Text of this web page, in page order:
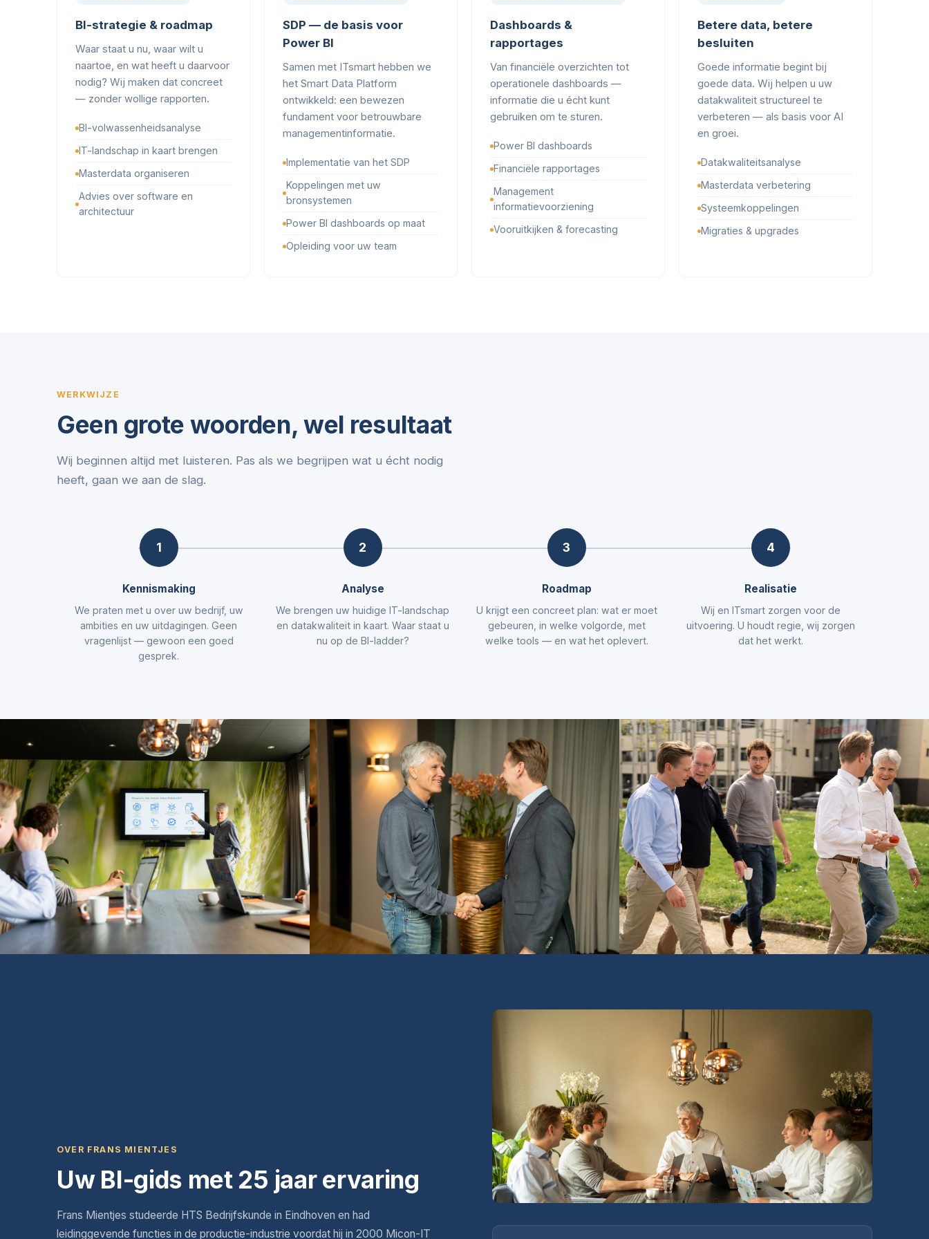
BI-strategie & roadmap
Waar staat u nu, waar wilt u
naartoe, en wat heeft u daarvoor
nodig? Wij maken dat concreet
— zonder wollige rapporten.
BI-volwassenheidsanalyse
IT-landschap in kaart brengen
Masterdata organiseren
Advies over software en
architectuur
SDP — de basis voor
Power BI
Samen met ITsmart hebben we
het Smart Data Platform
ontwikkeld: een bewezen
fundament voor betrouwbare
managementinformatie.
Implementatie van het SDP
Koppelingen met uw
bronsystemen
Power BI dashboards op maat
Opleiding voor uw team
Dashboards &
rapportages
Van financiële overzichten tot
operationele dashboards —
informatie die u écht kunt
gebruiken om te sturen.
Power BI dashboards
Financiële rapportages
Management
informatievoorziening
Vooruitkijken & forecasting
Betere data, betere
besluiten
Goede informatie begint bij
goede data. Wij helpen u uw
datakwaliteit structureel te
verbeteren — als basis voor AI
en groei.
Datakwaliteitsanalyse
Masterdata verbetering
Systeemkoppelingen
Migraties & upgrades
WERKWIJZE
Geen grote woorden, wel resultaat
Wij beginnen altijd met luisteren. Pas als we begrijpen wat u écht nodig
heeft, gaan we aan de slag.
1
Kennismaking
We praten met u over uw bedrijf, uw
ambities en uw uitdagingen. Geen
vragenlijst — gewoon een goed
gesprek.
2
Analyse
We brengen uw huidige IT-landschap
en datakwaliteit in kaart. Waar staat u
nu op de BI-ladder?
3
Roadmap
U krijgt een concreet plan: wat er moet
gebeuren, in welke volgorde, met
welke tools — en wat het oplevert.
4
Realisatie
Wij en ITsmart zorgen voor de
uitvoering. U houdt regie, wij zorgen
dat het werkt.
OVER FRANS MIENTJES
Uw BI-gids met 25 jaar ervaring
Frans Mientjes studeerde HTS Bedrijfskunde in Eindhoven en had
leidinggevende functies in de productie-industrie voordat hij in 2000 Micon-IT